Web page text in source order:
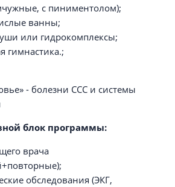
с пиниментолом);
ванны;
или гидрокомплексы;
гимнастика.;
- болезни ССС и системы
блок программы:
врача
обследования (ЭКГ,